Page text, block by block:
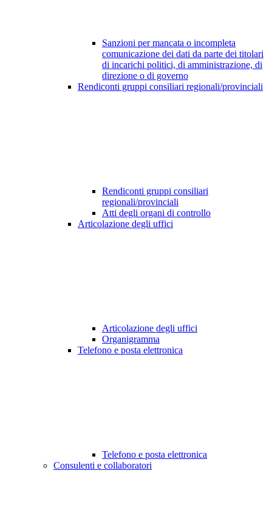
Sanzioni per mancata o incompleta
comunicazione dei dati da parte dei titolari
di incarichi politici, di amministrazione, di
direzione o di governo
Rendiconti gruppi consiliari regionali/provinciali
Rendiconti gruppi consiliari
regionali/provinciali
Atti degli organi di controllo
Articolazione degli uffici
Articolazione degli uffici
Organigramma
Telefono e posta elettronica
Telefono e posta elettronica
Consulenti e collaboratori